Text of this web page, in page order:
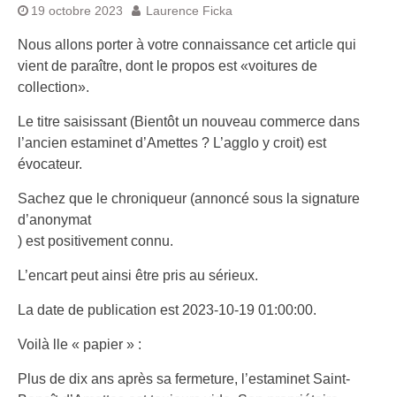
19 octobre 2023 Laurence Ficka
Nous allons porter à votre connaissance cet article qui
vient de paraître, dont le propos est «voitures de
collection».
Le titre saisissant (Bientôt un nouveau commerce dans
l’ancien estaminet d’Amettes ? L’agglo y croit) est
évocateur.
Sachez que le chroniqueur (annoncé sous la signature
d’anonymat
) est positivement connu.
L’encart peut ainsi être pris au sérieux.
La date de publication est 2023-10-19 01:00:00.
Voilà lle « papier » :
Plus de dix ans après sa fermeture, l’estaminet Saint-